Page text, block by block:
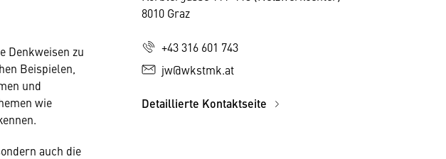
Denkweisen zu
Beispielen,
und
wie
auch die
8010 Graz
+43 316 601 743
jw@wkstmk.at
Detaillierte Kontaktseite